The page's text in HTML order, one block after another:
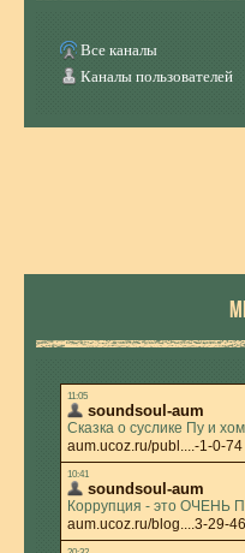
Все каналы
Каналы пользователей